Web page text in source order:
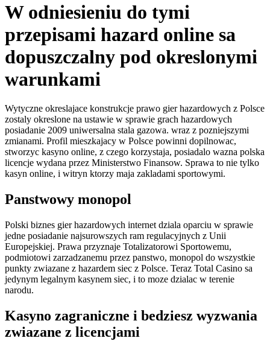
W odniesieniu do tymi
przepisami hazard online sa
dopuszczalny pod okreslonymi
warunkami
Wytyczne okreslajace konstrukcje prawo gier hazardowych z Polsce
zostaly okreslone na ustawie w sprawie grach hazardowych
posiadanie 2009 uniwersalna stala gazowa. wraz z pozniejszymi
zmianami. Profil mieszkajacy w Polsce powinni dopilnowac,
stworzyc kasyno online, z czego korzystaja, posiadalo wazna polska
licencje wydana przez Ministerstwo Finansow. Sprawa to nie tylko
kasyn online, i witryn ktorzy maja zakladami sportowymi.
Panstwowy monopol
Polski biznes gier hazardowych internet dziala oparciu w sprawie
jedne posiadanie najsurowszych ram regulacyjnych z Unii
Europejskiej. Prawa przyznaje Totalizatorowi Sportowemu,
podmiotowi zarzadzanemu przez panstwo, monopol do wszystkie
punkty zwiazane z hazardem siec z Polsce. Teraz Total Casino sa
jedynym legalnym kasynem siec, i to moze dzialac w terenie
narodu.
Kasyno zagraniczne i bedziesz wyzwania
zwiazane z licencjami